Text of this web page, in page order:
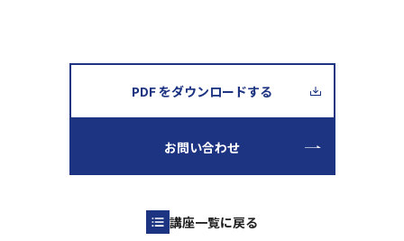
PDF をダウンロードする
お問い合わせ
講座一覧に戻る